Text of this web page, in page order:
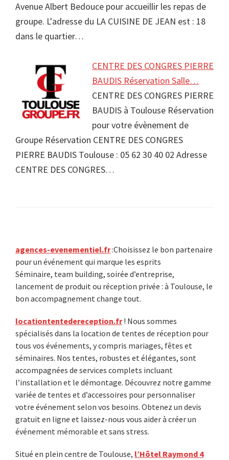
Avenue Albert Bedouce pour accueillir les repas de
groupe. L'adresse du LA CUISINE DE JEAN est : 18
dans le quartier…
CENTRE DES CONGRES PIERRE
BAUDIS Réservation Salle…
CENTRE DES CONGRES PIERRE
BAUDIS à Toulouse Réservation
pour votre évènement de
Groupe Réservation CENTRE DES CONGRES
PIERRE BAUDIS Toulouse : 05 62 30 40 02 Adresse
CENTRE DES CONGRES…
Primary
Sidebar
agences-evenementiel.fr:Choisissez le bon partenaire
pour un événement qui marque les esprits
Séminaire, team building, soirée d’entreprise,
lancement de produit ou réception privée : à Toulouse, le
bon accompagnement change tout.
locationtentedereception.fr! Nous sommes
spécialisés dans la location de tentes de réception pour
tous vos événements, y compris mariages, fêtes et
séminaires. Nos tentes, robustes et élégantes, sont
accompagnées de services complets incluant
l’installation et le démontage. Découvrez notre gamme
variée de tentes et d’accessoires pour personnaliser
votre événement selon vos besoins. Obtenez un devis
gratuit en ligne et laissez-nous vous aider à créer un
événement mémorable et sans stress.
Situé en plein centre de Toulouse, l’Hôtel Raymond 4